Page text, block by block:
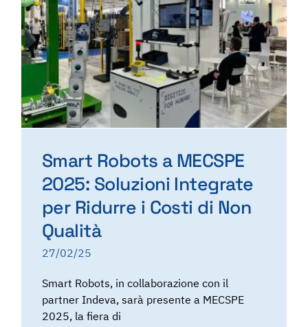
Smart Robots a MECSPE
2025: Soluzioni Integrate
per Ridurre i Costi di Non
Qualità
27/02/25
Smart Robots, in collaborazione con il
partner Indeva, sarà presente a MECSPE
2025, la fiera di